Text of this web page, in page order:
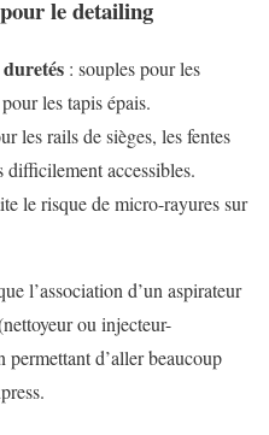
le detailing
: souples pour les
les tapis épais.
les rails de sièges, les fentes
difficilement accessibles.
le risque de micro-rayures sur
l’association d’un aspirateur
ou injecteur-
permettant d’aller beaucoup